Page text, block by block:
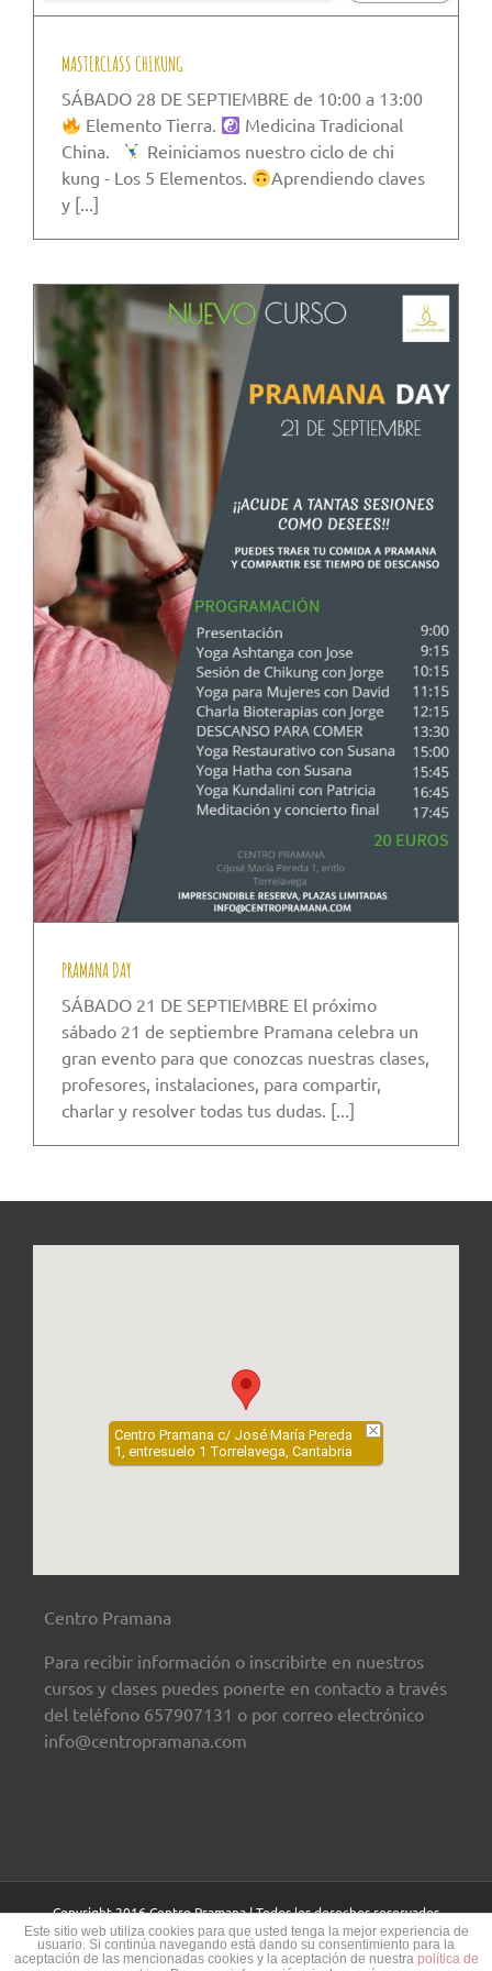
MASTERCLASS CHIKUNG
SÁBADO 28 DE SEPTIEMBRE de 10:00 a 13:00
Elemento Tierra.
Medicina Tradicional
China.
Reiniciamos nuestro ciclo de chi
kung - Los 5 Elementos.
Aprendiendo claves
y [...]
PRAMANA DAY
SÁBADO 21 DE SEPTIEMBRE El próximo
sábado 21 de septiembre Pramana celebra un
gran evento para que conozcas nuestras clases,
profesores, instalaciones, para compartir,
charlar y resolver todas tus dudas. [...]
Centro Pramana c/ José María Pereda
1, entresuelo 1 Torrelavega, Cantabria
Centro Pramana
Para recibir información o inscribirte en nuestros
cursos y clases puedes ponerte en contacto a través
del teléfono 657907131 o por correo electrónico
info@centropramana.com
Copyright 2016 Centro Pramana | Todos los derechos reservados
Este sitio web utiliza cookies para que usted tenga la mejor experiencia de
usuario. Si continúa navegando está dando su consentimiento para la
aceptación de las mencionadas cookies y la aceptación de nuestra política de